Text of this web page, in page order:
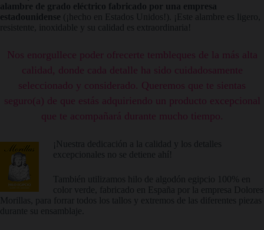
alambre de grado eléctrico fabricado por una empresa
estadounidense (¡hecho en Estados Unidos!). ¡Este alambre es ligero,
resistente, inoxidable y su calidad es extraordinaria!
Nos enorgullece poder ofrecerte tembleques de la más alta
calidad, donde cada detalle ha sido cuidadosamente
seleccionado y considerado. Queremos que te sientas
seguro(a) de que estás adquiriendo un producto excepcional
que te acompañará durante mucho tiempo.
¡Nuestra dedicación a la calidad y los detalles
excepcionales no se detiene ahí!
También utilizamos hilo de algodón egipcio 100% en
color verde, fabricado en España por la empresa Dolores
Morillas, para forrar todos los tallos y extremos de las diferentes piezas
durante su ensamblaje.